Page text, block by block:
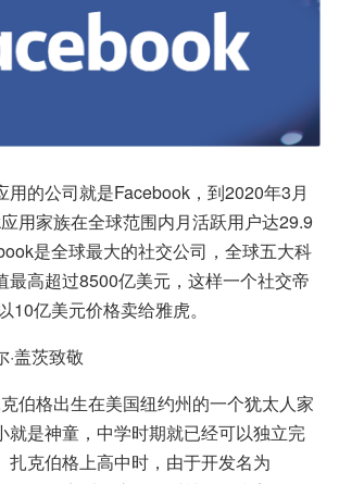
用的公司就是Facebook，到2020年3月
用家族在全球范围内月活跃用户达29.9
是全球最大的社交公司，全球五大科
最高超过8500亿美元，这样一个社交帝
10亿美元价格卖给雅虎。
·盖茨致敬
伯格出生在美国纽约州的一个犹太人家
就是神童，中学时期就已经可以独立完
扎克伯格上高中时，由于开发名为